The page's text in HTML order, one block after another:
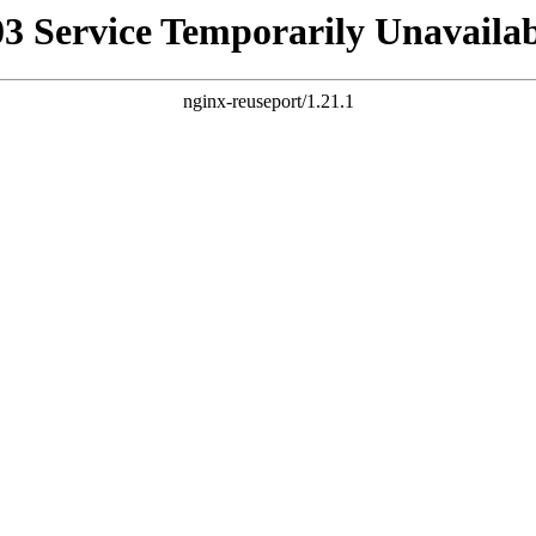
Service Temporarily
nginx-reuseport/1.21.1